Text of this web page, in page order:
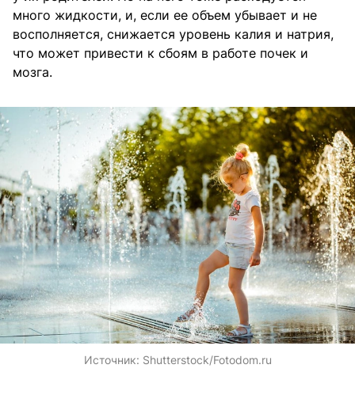
много жидкости, и, если ее объем убывает и не
восполняется, снижается уровень калия и натрия,
что может привести к сбоям в работе почек и
мозга.
Источник: Shutterstock/Fotodom.ru